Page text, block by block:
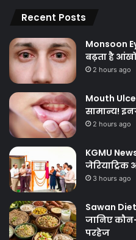
Recent Posts
Monsoon
बढ़ता है
2 hours ago
Mouth
सामान्य!
2 hours ago
KGMU
जेरियाट्रिक
3 hours ago
Sawan
जानिए
परहेज